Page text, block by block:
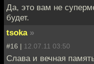
Да, это вам не
будет.
tsoka »
#16 | 12.07.11 03:50
Слава и вечная